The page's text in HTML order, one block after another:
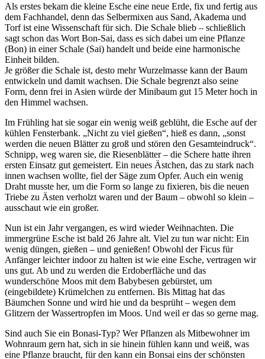
Als erstes bekam die kleine Esche eine neue Erde, fix und fertig aus
dem Fachhandel, denn das Selbermixen aus Sand, Akadema und
Torf ist eine Wissenschaft für sich. Die Schale blieb – schließlich
sagt schon das Wort Bon-Sai, dass es sich dabei um eine Pflanze
(Bon) in einer Schale (Sai) handelt und beide eine harmonische
Einheit bilden.
Je größer die Schale ist, desto mehr Wurzelmasse kann der Baum
entwickeln und damit wachsen. Die Schale begrenzt also seine
Form, denn frei in Asien würde der Minibaum gut 15 Meter hoch in
den Himmel wachsen.
Im Frühling hat sie sogar ein wenig weiß geblüht, die Esche auf der
kühlen Fensterbank. „Nicht zu viel gießen“, hieß es dann, „sonst
werden die neuen Blätter zu groß und stören den Gesamteindruck“.
Schnipp, weg waren sie, die Riesenblätter – die Schere hatte ihren
ersten Einsatz gut gemeistert. Ein neues Ästchen, das zu stark nach
innen wachsen wollte, fiel der Säge zum Opfer. Auch ein wenig
Draht musste her, um die Form so lange zu fixieren, bis die neuen
Triebe zu Ästen verholzt waren und der Baum – obwohl so klein –
ausschaut wie ein großer.
Nun ist ein Jahr vergangen, es wird wieder Weihnachten. Die
immergrüne Esche ist bald 26 Jahre alt. Viel zu tun war nicht: Ein
wenig düngen, gießen – und genießen! Obwohl der Ficus für
Anfänger leichter indoor zu halten ist wie eine Esche, vertragen wir
uns gut. Ab und zu werden die Erdoberfläche und das
wunderschöne Moos mit dem Babybesen gebürstet, um
(eingebildete) Krümelchen zu entfernen. Bis Mittag hat das
Bäumchen Sonne und wird hie und da besprüht – wegen dem
Glitzern der Wassertropfen im Moos. Und weil er das so gerne mag.
Sind auch Sie ein Bonasi-Typ? Wer Pflanzen als Mitbewohner im
Wohnraum gern hat, sich in sie hinein fühlen kann und weiß, was
eine Pflanze braucht, für den kann ein Bonsai eins der schönsten